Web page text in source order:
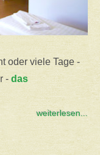
oder viele Tage -
- das
weiterlesen...